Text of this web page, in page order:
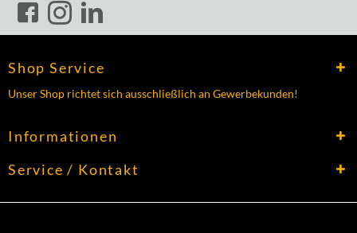
Shop Service
Unser Shop richtet sich ausschließlich an Gewerbekunden!
Informationen
Service / Kontakt